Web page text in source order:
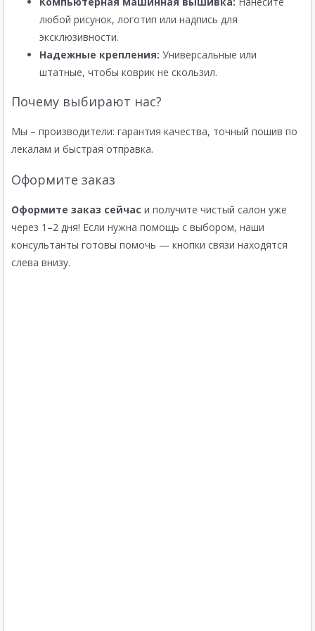
любой рисунок, логотип или надпись для
эксклюзивности.
Надежные крепления: Универсальные или
штатные, чтобы коврик не скользил.
Почему выбирают нас?
Мы – производители: гарантия качества, точный пошив по
лекалам и быстрая отправка.
Оформите заказ
Оформите заказ сейчас и получите чистый салон уже
через 1–2 дня! Если нужна помощь с выбором, наши
консультанты готовы помочь — кнопки связи находятся
слева внизу.